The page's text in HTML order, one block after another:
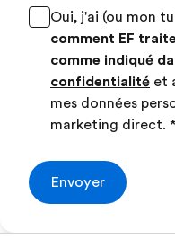
Oui, j'ai (ou mon
comment EF
comme indiqué
confidentialité et
mes données
marketing direct. *
Envoyer